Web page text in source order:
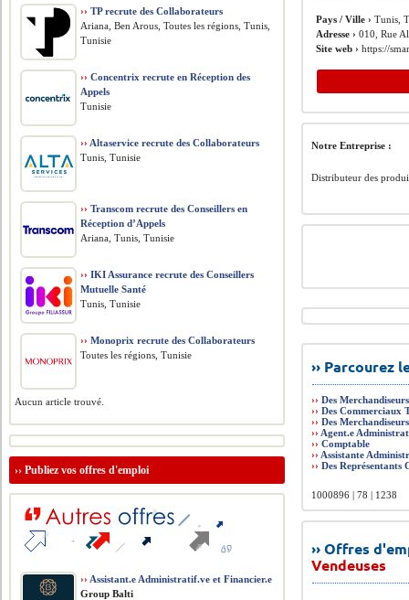
Pays / Ville › Tunis,
Adresse › 010, Rue
Site web › https://
Notre Entreprise :
Distributeur des
››
››Des Merchandiseurs
››Des Commerciaux
››Des
›› Agent.e
››Comptable
›› Assistante
››Des Représentants
1000896 | 78 | 1238
›› Offres
Vendeuses
›› TP recrute des Collaborateurs
Ariana, Ben Arous, Toutes les régions, Tunis,
Tunisie
›› Concentrix recrute en Réception des
Appels
Tunisie
›› Altaservice recrute des Collaborateurs
Tunis, Tunisie
›› Transcom recrute des Conseillers en
Réception d’Appels
Ariana, Tunis, Tunisie
›› IKI Assurance recrute des Conseillers
Mutuelle Santé
Tunis, Tunisie
›› Monoprix recrute des Collaborateurs
Toutes les régions, Tunisie
Aucun article trouvé.
››Publiez vos offres d'emploi
›› Assistant.e Administratif.ve et Financier.e
Group Balti